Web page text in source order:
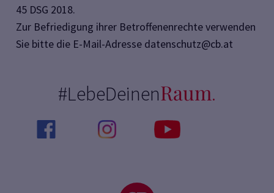
45 DSG 2018.
Zur Befriedigung ihrer Betroffenenrechte verwenden
Sie bitte die E-Mail-Adresse datenschutz@cb.at
#LebeDeinenRaum.